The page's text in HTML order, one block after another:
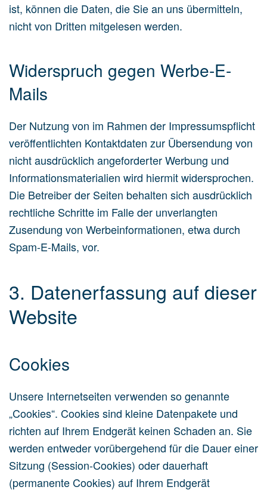
ist, können die Daten, die Sie an uns übermitteln,
nicht von Dritten mitgelesen werden.
Widerspruch gegen Werbe-E-
Mails
Der Nutzung von im Rahmen der Impressumspflicht
veröffentlichten Kontaktdaten zur Übersendung von
nicht ausdrücklich angeforderter Werbung und
Informationsmaterialien wird hiermit widersprochen.
Die Betreiber der Seiten behalten sich ausdrücklich
rechtliche Schritte im Falle der unverlangten
Zusendung von Werbeinformationen, etwa durch
Spam-E-Mails, vor.
3. Datenerfassung auf dieser
Website
Cookies
Unsere Internetseiten verwenden so genannte
„Cookies“. Cookies sind kleine Datenpakete und
richten auf Ihrem Endgerät keinen Schaden an. Sie
werden entweder vorübergehend für die Dauer einer
Sitzung (Session-Cookies) oder dauerhaft
(permanente Cookies) auf Ihrem Endgerät